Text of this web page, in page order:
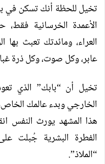
تخيل للحظة أنك تسكن في
الأعمدة الخرسانية
العراء، ومائدتك تعبث
عابر، وكل صوت، وكل ذرة
تخيل أن “بابك” الذي
الخارجي وبدء عالمك
هذا المشهد يورث النفس
الفطرة البشرية جُبلت
“الملاذ”.